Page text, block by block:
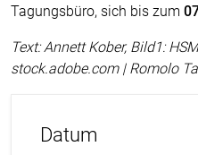
Tagungsbüro, sich bis zum
Text: Annett Kober, Bild1:
stock.adobe.com | Romolo
Datum